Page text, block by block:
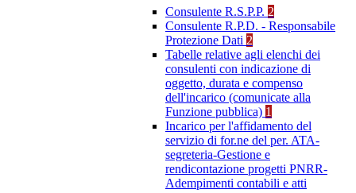
Consulente R.S.P.P. 2
Consulente R.P.D. - Responsabile
Protezione Dati 2
Tabelle relative agli elenchi dei
consulenti con indicazione di
oggetto, durata e compenso
dell'incarico (comunicate alla
Funzione pubblica) 1
Incarico per l'affidamento del
servizio di for.ne del per. ATA-
segreteria-Gestione e
rendicontazione progetti PNRR-
Adempimenti contabili e atti